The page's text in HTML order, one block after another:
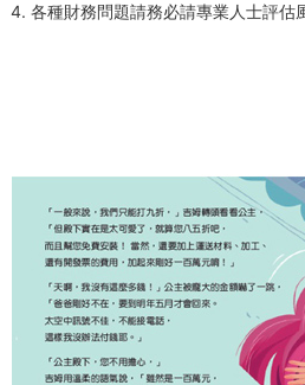
4. 各種財務問題請務必請專業人士評估